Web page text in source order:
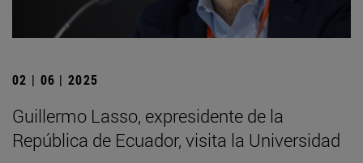
02 | 06 | 2025
Guillermo Lasso, expresidente de la
República de Ecuador, visita la Universidad